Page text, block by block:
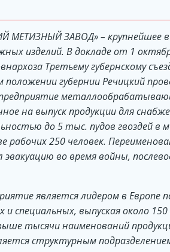
МЕТИЗНЫЙ ЗАВОД» – крупнейшее в
изделий. В докладе от 1
Третьему губернскому
положении губернии Речицкий
на выпуск продукции для
до 5 тыс. пудов гвоздей в
рабочих 250 человек.
эвакуацию во время войны,
является лидером в Европе
специальных, выпуская около
тысячи наименований
структурным